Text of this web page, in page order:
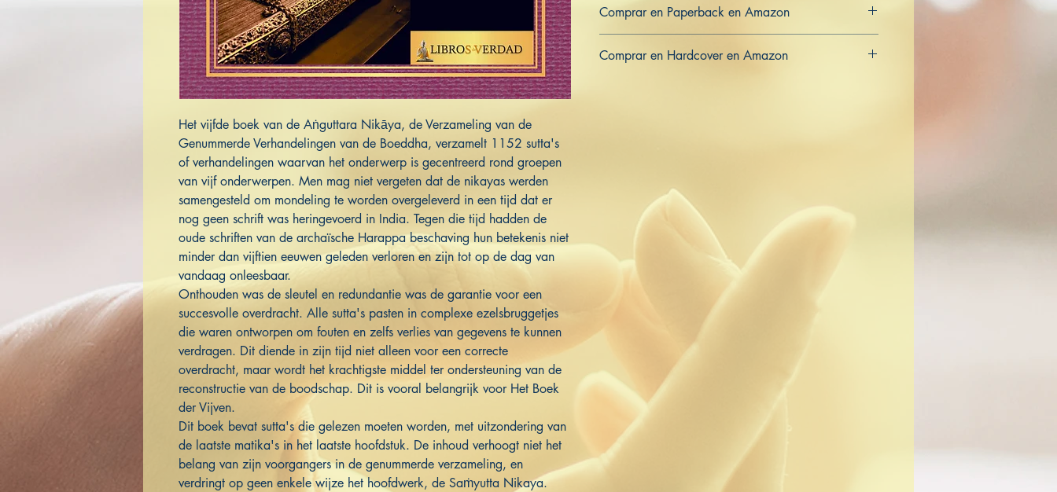
Het vijfde boek van de Aṅguttara Nikāya, de Verzameling van de
Genummerde Verhandelingen van de Boeddha, verzamelt 1152 sutta's
of verhandelingen waarvan het onderwerp is gecentreerd rond groepen
van vijf onderwerpen. Men mag niet vergeten dat de nikayas werden
samengesteld om mondeling te worden overgeleverd in een tijd dat er
nog geen schrift was heringevoerd in India. Tegen die tijd hadden de
oude schriften van de archaïsche Harappa beschaving hun betekenis niet
minder dan vijftien eeuwen geleden verloren en zijn tot op de dag van
vandaag onleesbaar.
Onthouden was de sleutel en redundantie was de garantie voor een
succesvolle overdracht. Alle sutta's pasten in complexe ezelsbruggetjes
die waren ontworpen om fouten en zelfs verlies van gegevens te kunnen
verdragen. Dit diende in zijn tijd niet alleen voor een correcte
overdracht, maar wordt het krachtigste middel ter ondersteuning van de
reconstructie van de boodschap. Dit is vooral belangrijk voor Het Boek
der Vijven.
Dit boek bevat sutta's die gelezen moeten worden, met uitzondering van
de laatste matika's in het laatste hoofdstuk. De inhoud verhoogt niet het
belang van zijn voorgangers in de genummerde verzameling, en
verdringt op geen enkele wijze het hoofdwerk, de Saṁyutta Nikaya.
Comprar en Paperback en Amazon
Comprar en Hardcover en Amazon